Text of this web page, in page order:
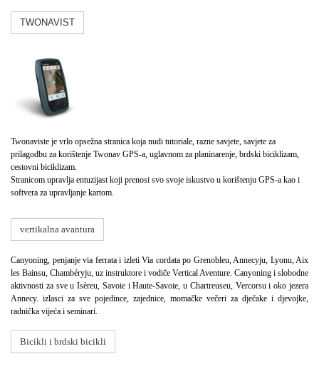
TWONAVIST
Twonaviste je vrlo opsežna stranica koja nudi tutoriale, razne savjete, savjete za
prilagodbu za korištenje Twonav GPS-a, uglavnom za planinarenje, brdski biciklizam,
cestovni biciklizam.
Stranicom upravlja entuzijast koji prenosi svo svoje iskustvo u korištenju GPS-a kao i
softvera za upravljanje kartom.
vertikalna avantura
Canyoning, penjanje via ferrata i izleti Via cordata po Grenobleu, Annecyju, Lyonu, Aix
les Bainsu, Chambéryju, uz instruktore i vodiče Vertical Aventure. Canyoning i slobodne
aktivnosti za sve u Isèreu, Savoie i Haute-Savoie, u Chartreuseu, Vercorsu i oko jezera
Annecy. izlasci za sve pojedince, zajednice, momačke večeri za dječake i djevojke,
radnička vijeća i seminari.
Bicikli i brdski bicikli